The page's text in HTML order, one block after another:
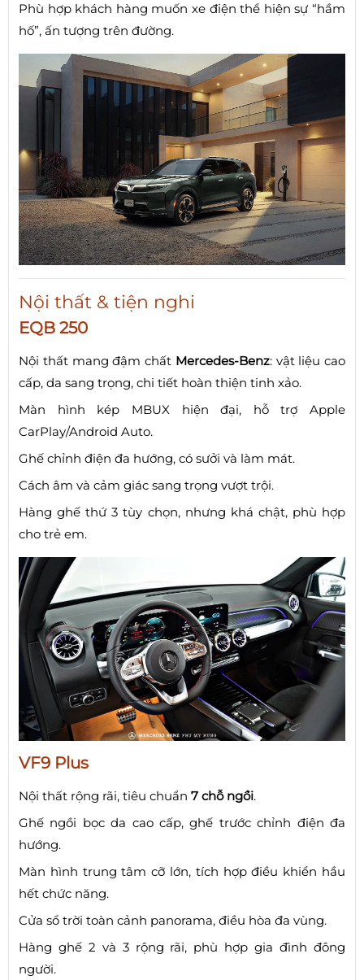
Phù hợp khách hàng muốn xe điện thể hiện sự “hầm
hố”, ấn tượng trên đường.
Nội thất & tiện nghi
EQB 250
Nội thất mang đậm chất Mercedes-Benz: vật liệu cao
cấp, da sang trọng, chi tiết hoàn thiện tinh xảo.
Màn hình kép MBUX hiện đại, hỗ trợ Apple
CarPlay/Android Auto.
Ghế chỉnh điện đa hướng, có sưởi và làm mát.
Cách âm và cảm giác sang trọng vượt trội.
Hàng ghế thứ 3 tùy chọn, nhưng khá chật, phù hợp
cho trẻ em.
VF9 Plus
Nội thất rộng rãi, tiêu chuẩn 7 chỗ ngồi.
Ghế ngồi bọc da cao cấp, ghế trước chỉnh điện đa
hướng.
Màn hình trung tâm cỡ lớn, tích hợp điều khiển hầu
hết chức năng.
Cửa sổ trời toàn cảnh panorama, điều hòa đa vùng.
Hàng ghế 2 và 3 rộng rãi, phù hợp gia đình đông
người.